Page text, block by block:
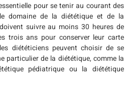
pour se tenir au courant des
domaine de la diététique et de la
suivre au moins 30 heures de
trois ans pour conserver leur carte
diététiciens peuvent choisir de se
particulier de la diététique, comme la
pédiatrique ou la diététique